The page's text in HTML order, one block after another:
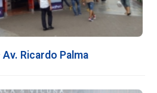
Ricardo Palma